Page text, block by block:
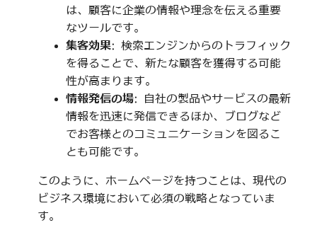
は、顧客に企業の情報や理念を伝える重要
なツールです。
集客効果: 検索エンジンからのトラフィック
を得ることで、新たな顧客を獲得する可能
性が高まります。
情報発信の場: 自社の製品やサービスの最新
情報を迅速に発信できるほか、ブログなど
でお客様とのコミュニケーションを図るこ
とも可能です。
このように、ホームページを持つことは、現代の
ビジネス環境において必須の戦略となっていま
す。